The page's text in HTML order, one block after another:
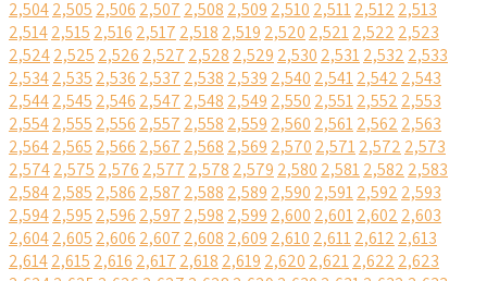
2,5042,505 2,506 2,507 2,508 2,509 2,510 2,5112,512 2,513
2,5142,515 2,516 2,517 2,518 2,519 2,520 2,5212,522 2,523
2,5242,525 2,526 2,527 2,528 2,529 2,530 2,5312,532 2,533
2,5342,535 2,536 2,537 2,538 2,539 2,540 2,5412,542 2,543
2,5442,545 2,546 2,547 2,548 2,549 2,550 2,5512,552 2,553
2,5542,555 2,556 2,557 2,558 2,559 2,560 2,5612,562 2,563
2,5642,565 2,566 2,567 2,568 2,569 2,570 2,5712,572 2,573
2,5742,575 2,576 2,577 2,578 2,579 2,580 2,5812,582 2,583
2,5842,585 2,586 2,587 2,588 2,589 2,590 2,5912,592 2,593
2,5942,595 2,596 2,597 2,598 2,599 2,600 2,6012,602 2,603
2,6042,605 2,606 2,607 2,608 2,609 2,610 2,6112,612 2,613
2,6142,615 2,616 2,617 2,618 2,619 2,620 2,6212,622 2,623